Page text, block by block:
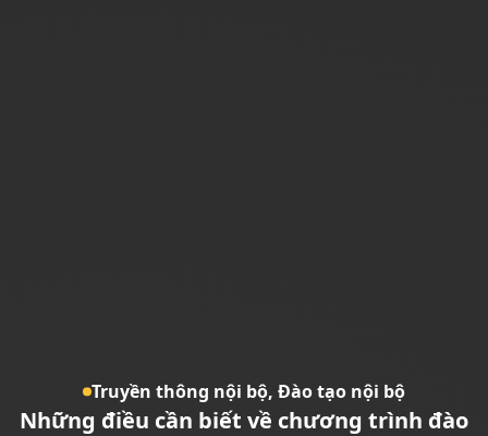
Truyền thông nội bộ, Đào tạo nội bộ
Những điều cần biết về chương trình đào